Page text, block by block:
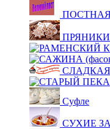
ПРЯНИКИ
Суфле
СУХИЕ